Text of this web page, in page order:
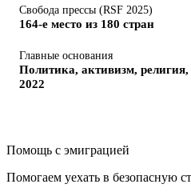
Свобода прессы (RSF 2025)
164-е место из 180 стран
Главные основания
Политика, активизм,
2022
Помощь с эмиграцией
Помогаем уехать в безопасную